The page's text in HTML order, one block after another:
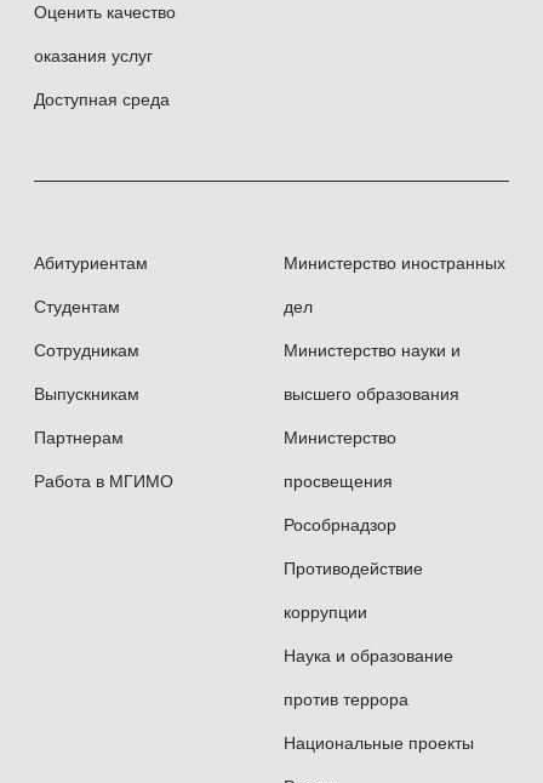
Оценить качество
оказания услуг
Доступная среда
Абитуриентам
Студентам
Сотрудникам
Выпускникам
Партнерам
Работа в МГИМО
Министерство иностранных
дел
Министерство науки и
высшего образования
Министерство
просвещения
Рособрнадзор
Противодействие
коррупции
Наука и образование
против террора
Национальные проекты